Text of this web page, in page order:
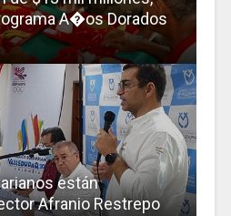
A�os Dorados
están
Afranio Restrepo